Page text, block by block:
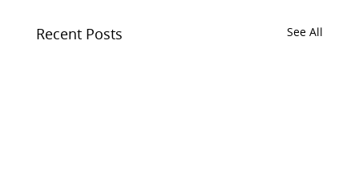
Recent Posts See All